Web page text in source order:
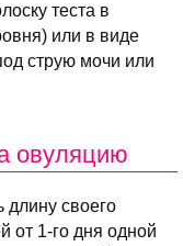
теста в
или в виде
струю мочи или
овуляцию
длину своего
от 1-го дня одной